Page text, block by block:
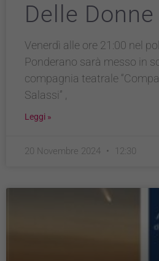
Delle Donne
Venerdì alle ore 21:00 nel
Ponderano sarà messo in
compagnia teatrale
Salassi” ,
Leggi »
20 Novembre 2024 12:30